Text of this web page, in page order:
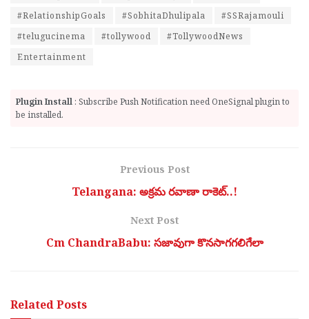
#RelationshipGoals
#SobhitaDhulipala
#SSRajamouli
#telugucinema
#tollywood
#TollywoodNews
Entertainment
Plugin Install : Subscribe Push Notification need OneSignal plugin to
be installed.
Previous Post
Telangana: అక్రమ రవాణా రాకెట్..!
Next Post
Cm ChandraBabu: సజావుగా కొనసాగగలిగేలా
RelatedPosts